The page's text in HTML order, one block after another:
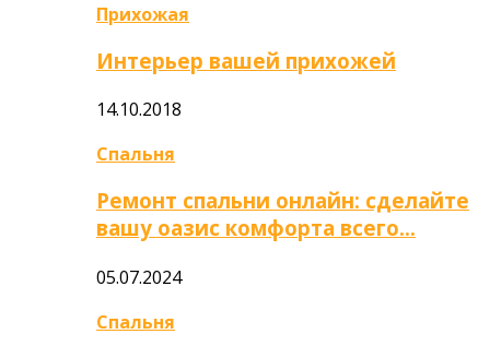
Прихожая
Интерьер вашей прихожей
14.10.2018
Спальня
Ремонт спальни онлайн: сделайте
вашу оазис комфорта всего…
05.07.2024
Спальня